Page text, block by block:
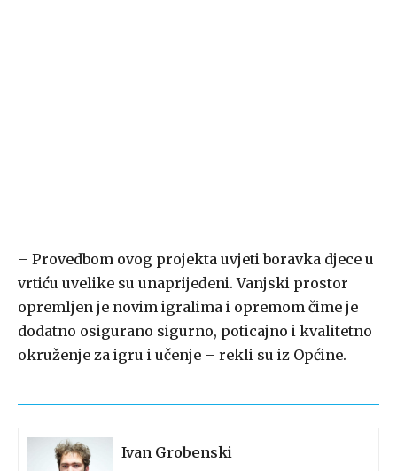
– Provedbom ovog projekta uvjeti boravka djece u
vrtiću uvelike su unaprijeđeni. Vanjski prostor
opremljen je novim igralima i opremom čime je
dodatno osigurano sigurno, poticajno i kvalitetno
okruženje za igru i učenje – rekli su iz Općine.
Ivan Grobenski